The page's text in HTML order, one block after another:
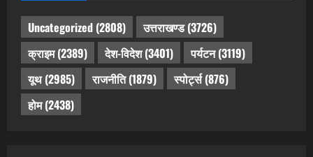
Uncategorized (2808) उत्तराखण्ड(3726)
क्राइम(2389) देश-विदेश(3401) पर्यटन(3119)
यूथ(2985) राजनीति(1879) स्पोर्ट्स(876)
होम(2438)